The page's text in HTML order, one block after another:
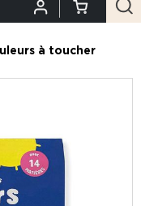
à toucher